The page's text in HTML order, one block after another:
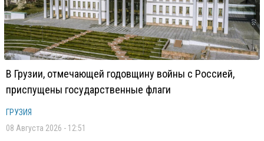
В Грузии, отмечающей годовщину войны с Россией,
приспущены государственные флаги
ГРУЗИЯ
08 Августа 2026 - 12:51